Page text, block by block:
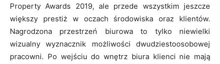
Property Awards 2019, ale przede wszystkim jeszcze
większy prestiż w oczach środowiska oraz klientów.
Nagrodzona przestrzeń biurowa to tylko niewielki
wizualny wyznacznik możliwości dwudziestoosobowej
pracowni. Po wejściu do wnętrz biura klienci nie mają